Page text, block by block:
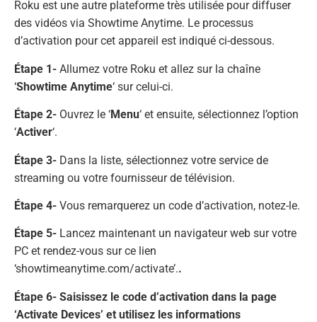
Roku est une autre plateforme très utilisée pour diffuser
des vidéos via Showtime Anytime. Le processus
d’activation pour cet appareil est indiqué ci-dessous.
Étape 1- Allumez votre Roku et allez sur la chaîne
‘Showtime Anytime‘ sur celui-ci.
Étape 2- Ouvrez le ‘Menu‘ et ensuite, sélectionnez l’option
‘Activer‘.
Étape 3- Dans la liste, sélectionnez votre service de
streaming ou votre fournisseur de télévision.
Étape 4- Vous remarquerez un code d’activation, notez-le.
Étape 5- Lancez maintenant un navigateur web sur votre
PC et rendez-vous sur ce lien
‘showtimeanytime.com/activate’..
Étape 6- Saisissez le code d’activation dans la page
‘Activate Devices’ et utilisez les informations